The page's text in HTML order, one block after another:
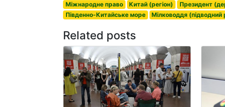
Міжнародне право Китай (регіон) Президент
Південно-Китайське море
Мілководдя (підводний
Related posts